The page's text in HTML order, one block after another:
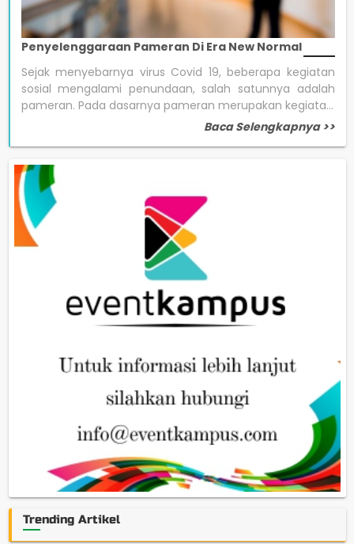
Penyelenggaraan Pameran Di Era New Normal
Sejak menyebarnya virus Covid 19, beberapa kegiatan
sosial mengalami penundaan, salah satunnya adalah
pameran. Pada dasarnya pameran merupakan kegiata...
Baca Selengkapnya >>
Trending Artikel